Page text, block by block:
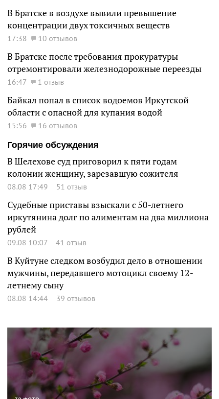
В Братске в воздухе вывили превышение
концентрации двух токсичных веществ
17:38 10 отзывов
В Братске после требования прокуратуры
отремонтировали железнодорожные переезды
16:47 1 отзыв
Байкал попал в список водоемов Иркутской
области с опасной для купания водой
15:56
16 отзывов
Горячие обсуждения
В Шелехове суд приговорил к пяти годам
колонии женщину, зарезавшую сожителя
08.08 17:49 51 отзыв
Судебные приставы взыскали с 50-летнего
иркутянина долг по алиментам на два миллиона
рублей
09.08 10:07 41 отзыв
В Куйтуне следком возбудил дело в отношении
мужчины, передавшего мотоцикл своему 12-
летнему сыну
08.08 14:44 39 отзывов